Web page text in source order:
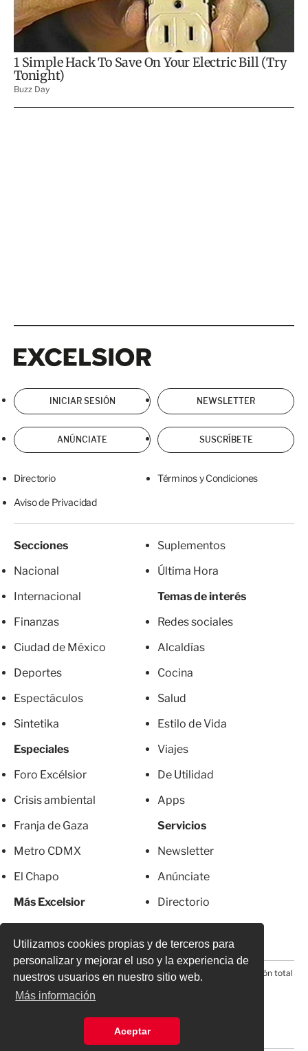
Utilizamos cookies propias y de terceros para
personalizar y mejorar el uso y la experiencia de
nuestros usuarios en nuestro sitio web.
Más información
Aceptar
INICIAR SESIÓN NEWSLETTER
ANÚNCIATE SUSCRÍBETE
Directorio Términos y Condiciones
Aviso de Privacidad
Secciones
Nacional
Internacional
Finanzas
Ciudad de México
Deportes
Espectáculos
Sintetika
Especiales
Foro Excélsior
Crisis ambiental
Franja de Gaza
Metro CDMX
El Chapo
Más Excelsior
Suplementos
Última Hora
Temas de interés
Redes sociales
Alcaldías
Cocina
Salud
Estilo de Vida
Viajes
De Utilidad
Apps
Servicios
Newsletter
Anúnciate
Directorio
© 2026 Todos los derechos reservados. Prohibida la reproducción total
o parcial, incluyendo cualquier medio electrónico*